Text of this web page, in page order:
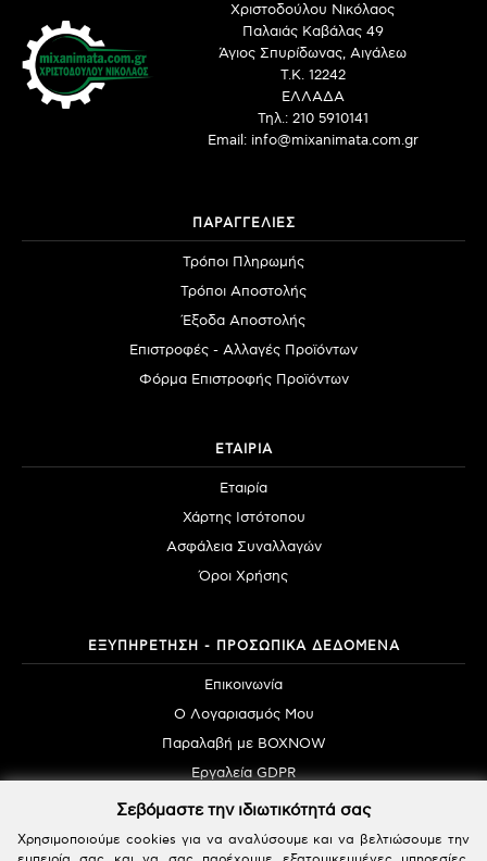
Χριστοδούλου Νικόλαος
Παλαιάς Καβάλας 49
Άγιος Σπυρίδωνας, Αιγάλεω
Τ.Κ. 12242
ΕΛΛΑΔΑ
Τηλ.: 210 5910141
Email: info@mixanimata.com.gr
ΠΑΡΑΓΓΕΛΙΕΣ
Τρόποι Πληρωμής
Τρόποι Αποστολής
Έξοδα Αποστολής
Επιστροφές - Αλλαγές Προϊόντων
Φόρμα Επιστροφής Προϊόντων
ΕΤΑΙΡΙΑ
Εταιρία
Χάρτης Ιστότοπου
Ασφάλεια Συναλλαγών
Όροι Χρήσης
ΕΞΥΠΗΡΕΤΗΣΗ - ΠΡΟΣΩΠΙΚΑ ΔΕΔΟΜΕΝΑ
Επικοινωνία
Ο Λογαριασμός Μου
Παραλαβή με BOXNOW
Εργαλεία GDPR
Σεβόμαστε την ιδιωτικότητά σας
Χρησιμοποιούμε cookies για να αναλύσουμε και να βελτιώσουμε την